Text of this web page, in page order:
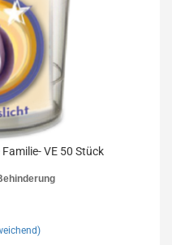
VE 50 Stück